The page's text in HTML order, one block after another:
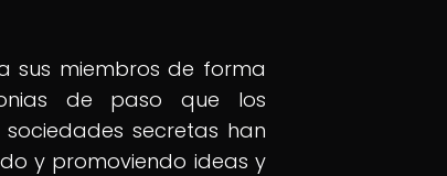
sus miembros de forma
de paso que los
secretas han
y promoviendo ideas y